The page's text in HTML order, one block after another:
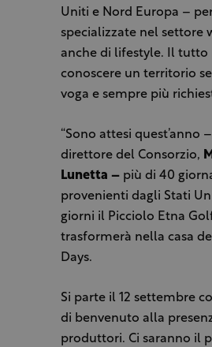
Uniti e Nord Europa –
specializzate nel settore
anche di lifestyle. Il tutto
conoscere un territorio
voga e sempre più
“Sono attesi quest’anno
direttore del Consorzio,
Lunetta – più di 40
provenienti dagli Stati
giorni il Picciolo Etna
trasformerà nella casa
Days.
Si parte il 12 settembre
di benvenuto alla
produttori. Ci saranno il